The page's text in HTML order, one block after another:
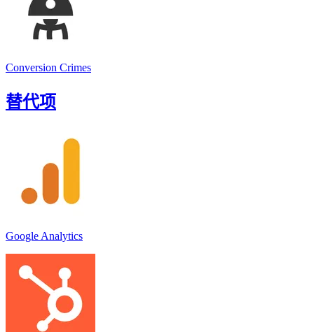
Conversion Crimes
替代项
Google Analytics